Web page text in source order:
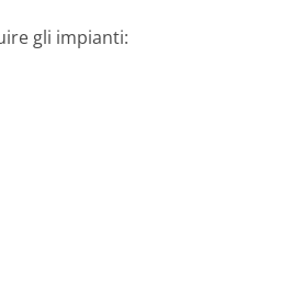
gli impianti: